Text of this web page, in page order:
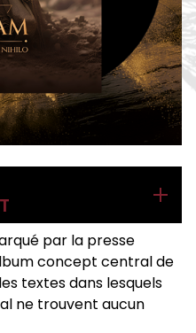
par la presse
concept central de
textes dans lesquels
ne trouvent aucun